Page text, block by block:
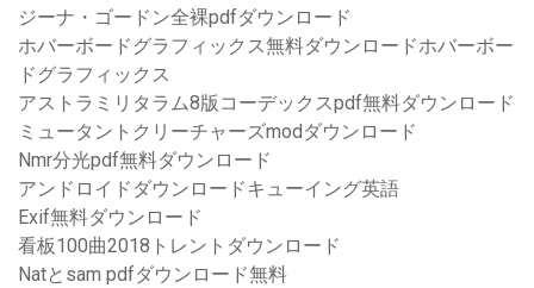
ジーナ・ゴードン全裸pdfダウンロード
ホバーボードグラフィックス無料ダウンロードホバーボー
ドグラフィックス
アストラミリタラム8版コーデックスpdf無料ダウンロード
ミュータントクリーチャーズmodダウンロード
Nmr分光pdf無料ダウンロード
アンドロイドダウンロードキューイング英語
Exif無料ダウンロード
看板100曲2018トレントダウンロード
Natとsam pdfダウンロード無料